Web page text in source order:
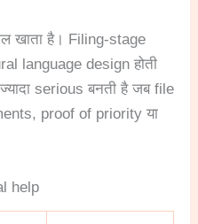
खाता है। Filing-stage
language design होती
serious बनती है जब file
proof of priority या
help